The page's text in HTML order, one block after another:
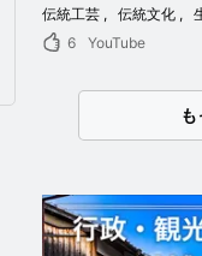
伝統工芸 伝統文化
6
YouTube